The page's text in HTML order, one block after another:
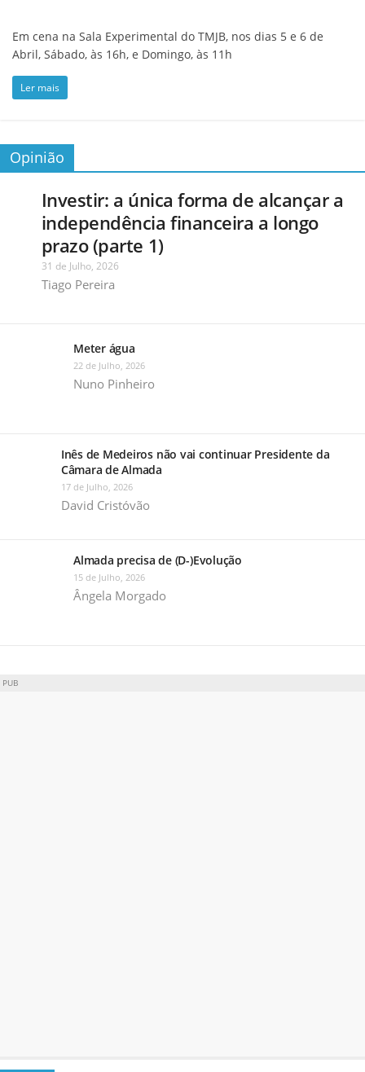
Em cena na Sala Experimental do TMJB, nos dias 5 e 6 de
Abril, Sábado, às 16h, e Domingo, às 11h
Ler mais
Opinião
Investir: a única forma de alcançar a
independência financeira a longo
prazo (parte 1)
31 de Julho, 2026
Tiago Pereira
Meter água
22 de Julho, 2026
Nuno Pinheiro
Inês de Medeiros não vai continuar Presidente da
Câmara de Almada
17 de Julho, 2026
David Cristóvão
Almada precisa de (D-)Evolução
15 de Julho, 2026
Ângela Morgado
PUB